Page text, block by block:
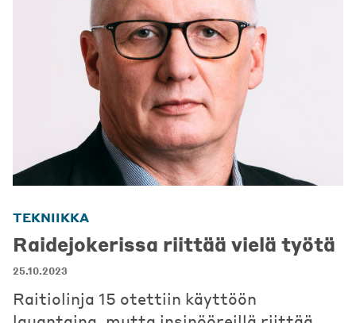
TEKNIIKKA
Raidejokerissa riittää vielä työtä
25.10.2023
Raitiolinja 15 otettiin käyttöön